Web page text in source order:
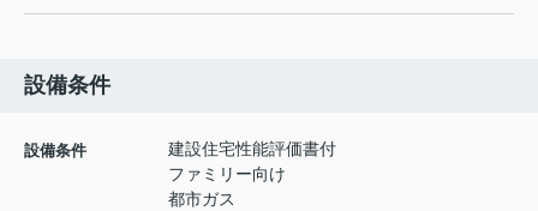
設備条件
設備条件
建設住宅性能評価書付
ファミリー向け
都市ガス